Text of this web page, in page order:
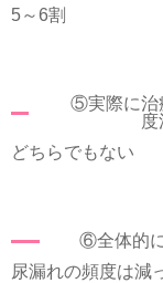
5～6割
⑤実際に治
どちらでもない
⑥全体的
尿漏れの頻度は減